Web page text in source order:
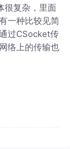
很复杂，里面
一种比较见简
过CSocket传
络上的传输也